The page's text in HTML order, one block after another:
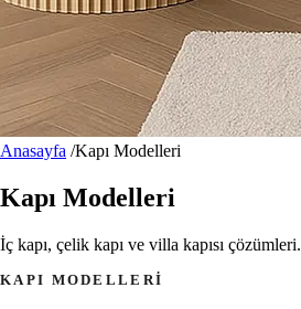
Anasayfa /Kapı Modelleri
Kapı Modelleri
İç kapı, çelik kapı ve villa kapısı çözümleri.
KAPI MODELLERI